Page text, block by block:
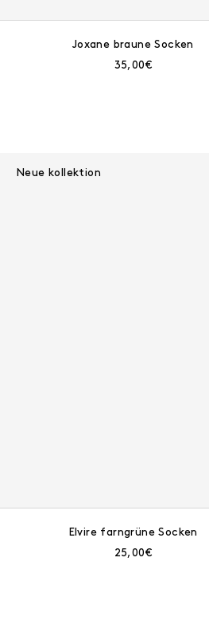
Joxane braune Socken
Aktueller Preis:
35,00€
Neue kollektion
Elvire farngrüne Socken
Aktueller Preis:
25,00€